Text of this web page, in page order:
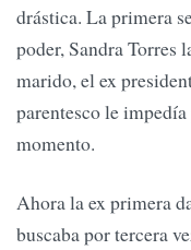
drástica. La primera
poder, Sandra Torres
marido, el ex
parentesco le
momento.
Ahora la ex primera
buscaba por tercera